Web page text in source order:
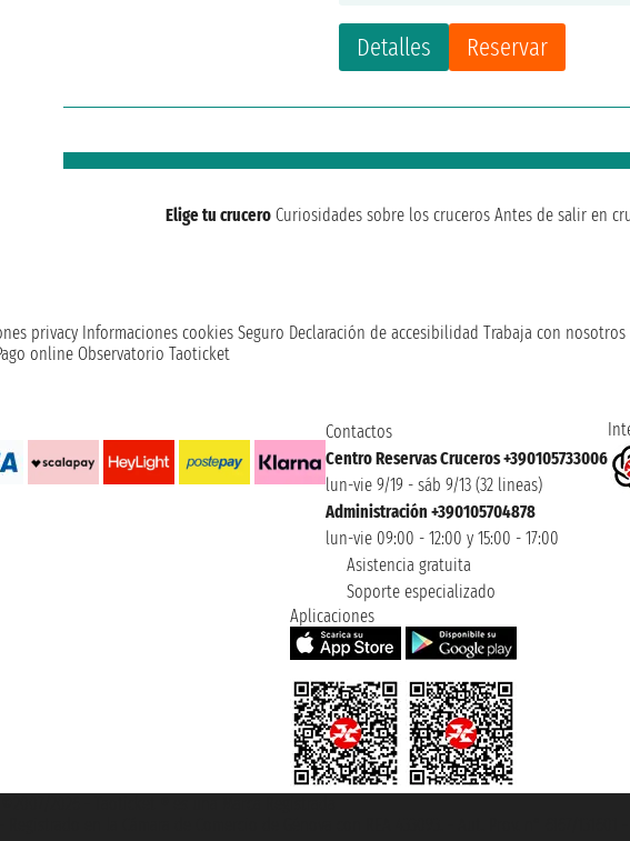
Detalles Reservar
Elige tu crucero Curiosidades sobre los cruceros Antes de salir en
privacy Informaciones cookies Seguro Declaración de accesibilidad Trabaja con nosotros
online Observatorio Taoticket
Contactos
Centro Reservas Cruceros +390105733006
lun-vie 9/19 - sáb 9/13 (32 lineas)
Administración +390105704878
lun-vie 09:00 - 12:00 y 15:00 - 17:00
Asistencia gratuita
Soporte especializado
Aplicaciones